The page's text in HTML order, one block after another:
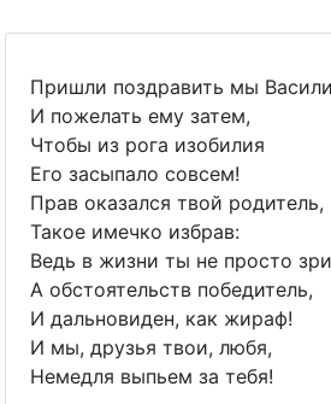
Пришли поздравить мы
И пожелать ему затем,
Чтобы из рога изобилия
Его засыпало совсем!
Прав оказался твой родитель,
Такое имечко избрав:
Ведь в жизни ты не просто
А обстоятельств победитель,
И дальновиден, как жираф!
И мы, друзья твои, любя,
Немедля выпьем за тебя!